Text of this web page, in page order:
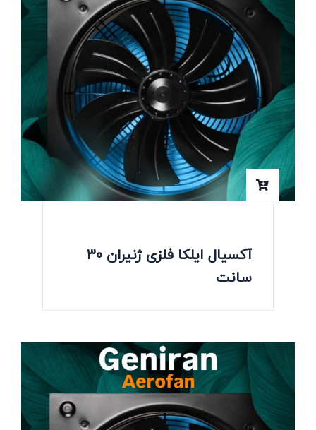
آکسیال ایلکا فلزی ژنیران 30
سانت